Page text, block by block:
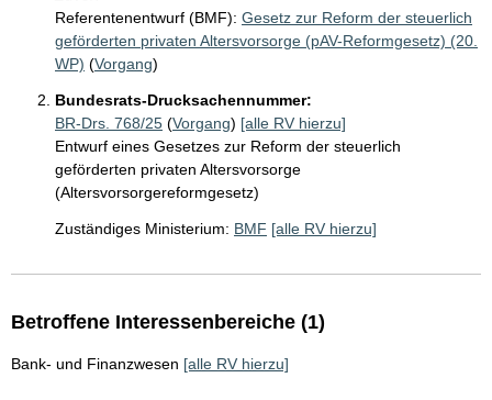
Referentenentwurf (BMF): Gesetz zur Reform der steuerlich
geförderten privaten Altersvorsorge (pAV-Reformgesetz) (20.
WP) (Vorgang)
Bundesrats-Drucksachennummer:
BR-Drs. 768/25 (Vorgang) [alle RV hierzu]
Entwurf eines Gesetzes zur Reform der steuerlich
geförderten privaten Altersvorsorge
(Altersvorsorgereformgesetz)
Zuständiges Ministerium: BMF [alle RV hierzu]
Betroffene Interessenbereiche (1)
Bank- und Finanzwesen [alle RV hierzu]